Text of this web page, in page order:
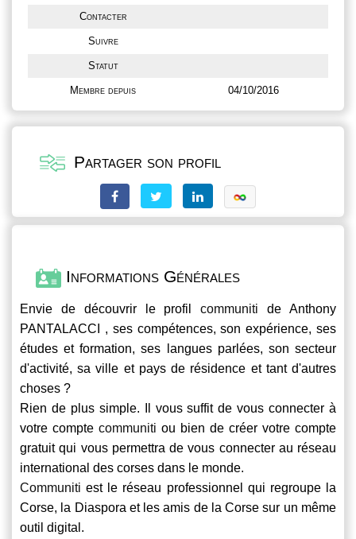
Contacter
Suivre
Statut
Membre depuis 04/10/2016
Partager son profil
Informations Générales
Envie de découvrir le profilcommuniti de Anthony
PANTALACCI , ses compétences, son expérience, ses
études et formation, ses langues parlées, son secteur
d'activité, sa ville et pays de résidence et tant d'autres
choses ?
Rien de plus simple. Il vous suffit de vous connecter à
votre compte communiti ou bien de créer votre compte
gratuit qui vous permettra de vous connecter au réseau
international des corses dans le monde.
Communiti est le réseau professionnel qui regroupe la
Corse, la Diaspora et les amis de la Corse sur un même
outil digital.